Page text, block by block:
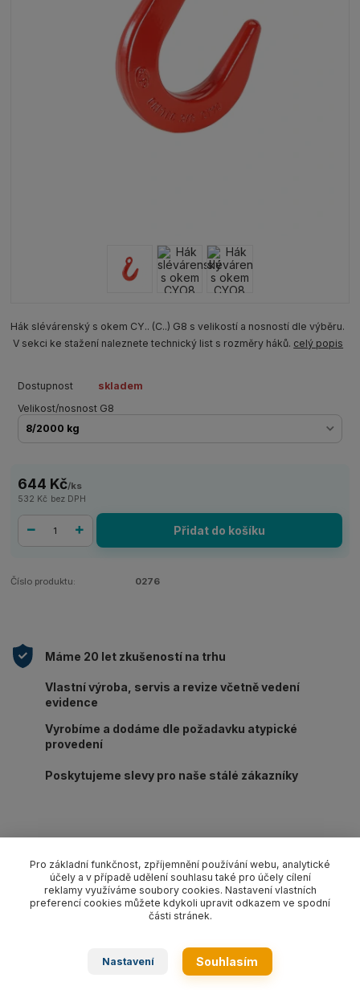
Hák slévárenský s okem CY.. (C..) G8 s velikostí a nosností dle výběru.
V sekci ke stažení naleznete technický list s rozměry háků. celý popis
Dostupnost
skladem
Velikost/nosnost G8
644 Kč/ks
532 Kč bez DPH
Přidat do košíku
Číslo produktu: 0276
Máme 20 let zkušeností na trhu
Vlastní výroba, servis a revize včetně vedení
evidence
Vyrobíme a dodáme dle požadavku atypické
provedení
Poskytujeme slevy pro naše stálé zákazníky
Kompletní specifikace
Ke stažení
Kompletní specifikace
Pro základní funkčnost, zpříjemnění používání webu, analytické
účely a v případě udělení souhlasu také pro účely cílení
reklamy využíváme soubory cookies. Nastavení vlastních
preferencí cookies můžete kdykoli upravit odkazem ve spodní
části stránek.
Nastavení Souhlasím